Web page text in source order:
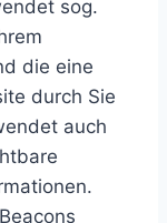
sog.
die eine
durch Sie
auch